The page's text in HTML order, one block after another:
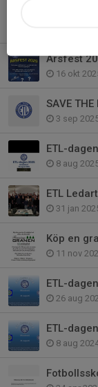
Årsfest
16 okt
SAVE
3 sep
ETL-
8 aug
ETL
31 jan
Köp en
11 nov
ETL-dagen
26 aug
ETL-
8 aug